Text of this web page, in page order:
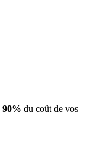
90% du coût de vos